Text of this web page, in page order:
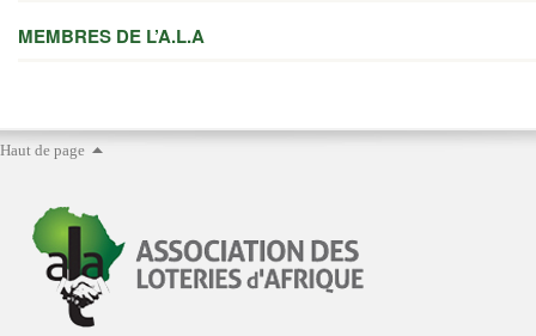
MEMBRES DE L’A.L.A
Haut de page